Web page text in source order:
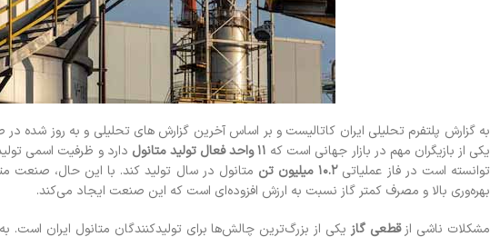
به گزارش پلتفرم تحلیلی ایران کاتالیست و بر اساس آخرین گزارش های تحلیلی و به روز شده در صنعت متانول،
یکی از بازیگران مهم در بازار جهانی است که ۱۱ واحد فعال تولید متانول دارد و ظرفیت اسمی
توانسته است در فاز عملیاتی۱۰.۲ میلیون تن متانول در سال تولید کند. با این حال، صنعت
بهره‌وری بالا و مصرف کمتر گاز نسبت به ارزش افزوده‌ای است که این صنعت ایجاد می‌کند.
مشکلات ناشی ازقطعی گاز یکی از بزرگ‌ترین چالش‌ها برای تولیدکنندگان متانول ایران است.